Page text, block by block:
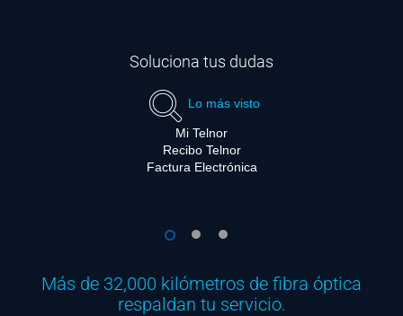
Soluciona tus dudas
Lo más visto
Mi Telnor
Recibo Telnor
Factura Electrónica
1
Más de 32,000 kilómetros de fibra óptica
respaldan tu servicio.